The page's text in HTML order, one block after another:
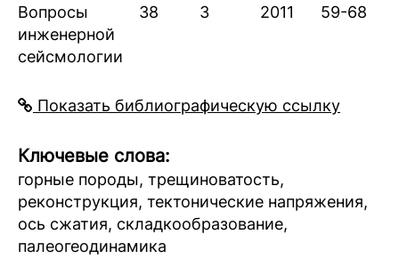
Вопросы
инженерной
сейсмологии
38 3 2011 59-68
Показать библиографическую ссылку
Ключевые слова:
горные породы, трещиноватость,
реконструкция, тектонические напряжения,
ось сжатия, складкообразование,
палеогеодинамика